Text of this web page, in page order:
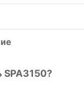
SPA3150?